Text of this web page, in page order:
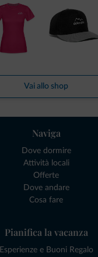
Vai allo shop
Naviga
Dove dormire
Attività locali
Offerte
Dove andare
Cosa fare
Pianifica la vacanza
Esperienze e Buoni Regalo